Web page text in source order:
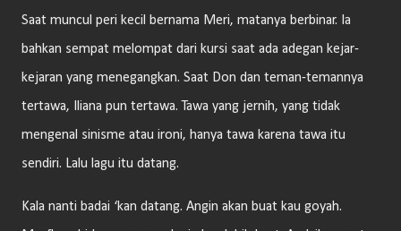
Saat muncul peri kecil bernama Meri, matanya berbinar. Ia
bahkan sempat melompat dari kursi saat ada adegan kejar-
kejaran yang menegangkan. Saat Don dan teman-temannya
tertawa, Iliana pun tertawa. Tawa yang jernih, yang tidak
mengenal sinisme atau ironi, hanya tawa karena tawa itu
sendiri. Lalu lagu itu datang.
Kala nanti badai ‘kan datang. Angin akan buat kau goyah.